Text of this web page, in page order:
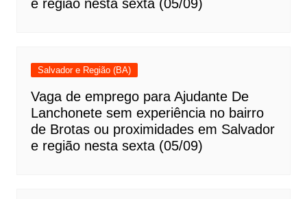
e região nesta sexta (05/09)
Salvador e Região (BA)
Vaga de emprego para Ajudante De
Lanchonete sem experiência no bairro
de Brotas ou proximidades em Salvador
e região nesta sexta (05/09)